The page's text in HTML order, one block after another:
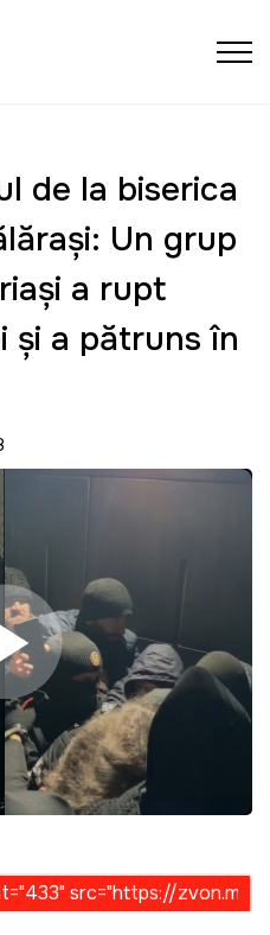
de la biserica
Un grup
a rupt
şi a pătruns în
Play Video